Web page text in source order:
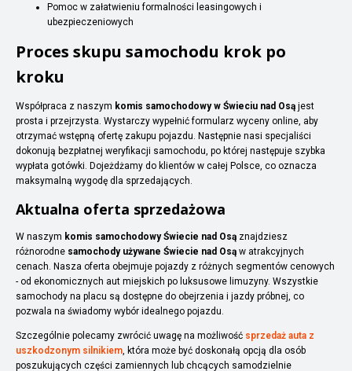
Pomoc w załatwieniu formalności leasingowych i
ubezpieczeniowych
Proces skupu samochodu krok po
kroku
Współpraca z naszym komis samochodowy w Świeciu nad Osą jest
prosta i przejrzysta. Wystarczy wypełnić formularz wyceny online, aby
otrzymać wstępną ofertę zakupu pojazdu. Następnie nasi specjaliści
dokonują bezpłatnej weryfikacji samochodu, po której następuje szybka
wypłata gotówki. Dojeżdżamy do klientów w całej Polsce, co oznacza
maksymalną wygodę dla sprzedających.
Aktualna oferta sprzedażowa
W naszym komis samochodowy Świecie nad Osą znajdziesz
różnorodne samochody używane Świecie nad Osą w atrakcyjnych
cenach. Nasza oferta obejmuje pojazdy z różnych segmentów cenowych
- od ekonomicznych aut miejskich po luksusowe limuzyny. Wszystkie
samochody na placu są dostępne do obejrzenia i jazdy próbnej, co
pozwala na świadomy wybór idealnego pojazdu.
Szczególnie polecamy zwrócić uwagę na możliwość sprzedaż auta z
uszkodzonym silnikiem, która może być doskonałą opcją dla osób
poszukujących części zamiennych lub chcących samodzielnie